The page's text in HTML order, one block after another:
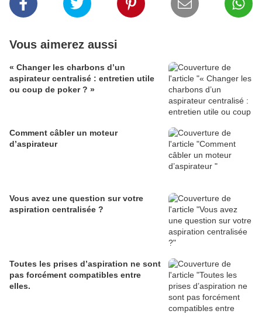
Vous aimerez aussi
« Changer les charbons d’un
aspirateur centralisé : entretien utile
ou coup de poker ? »
Comment câbler un moteur
d’aspirateur
Vous avez une question sur votre
aspiration centralisée ?
Toutes les prises d’aspiration ne sont
pas forcément compatibles entre
elles.